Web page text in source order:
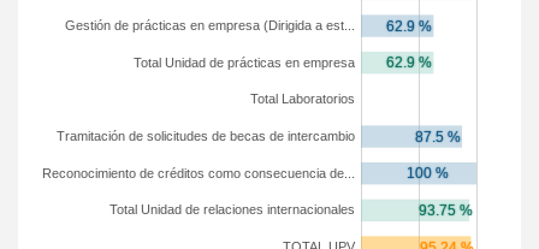
Total Unidad de relaciones internacionales
Reconocimiento de créditos como consecuencia de...
Tramitación de solicitudes de becas de intercambio
Total Laboratorios
Total Unidad de prácticas en empresa
Gestión de prácticas en empresa (Dirigida a est...